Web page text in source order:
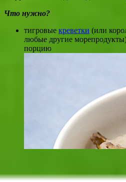
Что нужно?
тигровые креветки (или
любые другие
порцию